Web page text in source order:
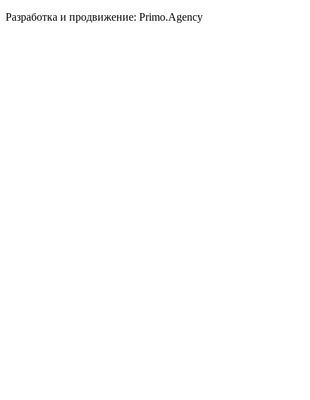
Разработка и продвижение: Primo.Agency